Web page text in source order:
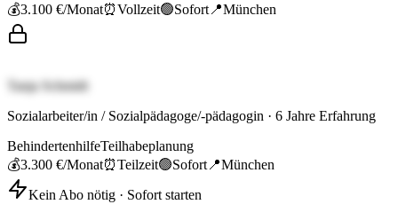
💰3.100 €/Monat⏰Vollzeit🟢Sofort 📍München
Tanja Schmidt
Sozialarbeiter/in / Sozialpädagoge/-pädagogin · 6 Jahre Erfahrung
BehindertenhilfeTeilhabeplanung
💰3.300 €/Monat⏰Teilzeit🟢Sofort 📍München
Kein Abo nötig · Sofort starten